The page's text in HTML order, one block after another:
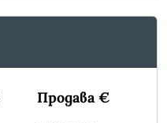
Продава €